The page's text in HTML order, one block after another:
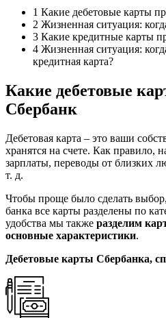
1 Какие дебетовые карты
2 Жизненная ситуация:
3 Какие кредитные карты
4 Жизненная ситуация:
кредитная карта?
Какие дебетовые
Сбербанк
Дебетовая карта – это ваши
хранятся на счете. Как правило,
зарплаты, переводы от близких
т. д.
Чтобы проще было сделать
банка все карты разделены по
удобства мы также разделим
основные характеристики.
Дебетовые карты Сбербанка,